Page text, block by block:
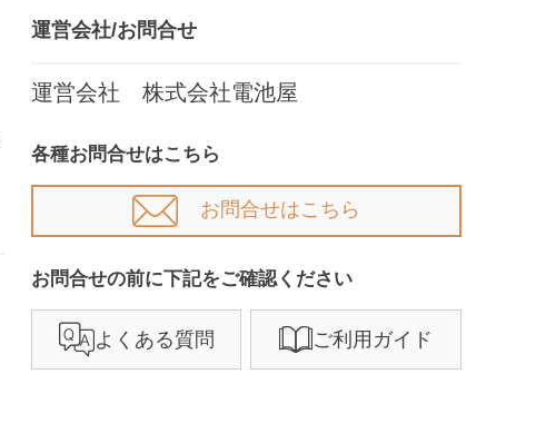
運営会社/お問合せ​
運営会社 株式会社電池屋
各種お問合せはこちら
お問合せはこちら
お問合せの前に下記をご確認ください​
よくある質問 ご利用ガイド